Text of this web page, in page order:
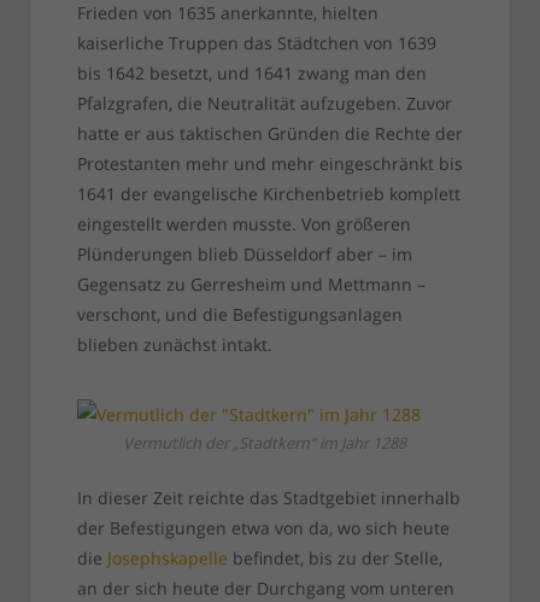
Frieden von 1635 anerkannte, hielten
kaiserliche Truppen das Städtchen von 1639
bis 1642 besetzt, und 1641 zwang man den
Pfalzgrafen, die Neutralität aufzugeben. Zuvor
hatte er aus taktischen Gründen die Rechte der
Protestanten mehr und mehr eingeschränkt bis
1641 der evangelische Kirchenbetrieb komplett
eingestellt werden musste. Von größeren
Plünderungen blieb Düsseldorf aber – im
Gegensatz zu Gerresheim und Mettmann –
verschont, und die Befestigungsanlagen
blieben zunächst intakt.
Vermutlich der „Stadtkern“ im Jahr 1288
In dieser Zeit reichte das Stadtgebiet innerhalb
der Befestigungen etwa von da, wo sich heute
die Josephskapelle befindet, bis zu der Stelle,
an der sich heute der Durchgang vom unteren